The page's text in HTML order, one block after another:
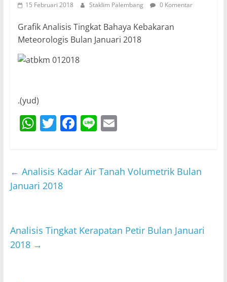
15 Februari 2018 Staklim Palembang 0 Komentar
Grafik Analisis Tingkat Bahaya Kebakaran
Meteorologis Bulan Januari 2018
.(yud)
W
s
A
T
er
F
e
k
Li E
l
← Analisis Kadar Air Tanah Volumetrik Bulan
Januari 2018
Analisis Tingkat Kerapatan Petir Bulan Januari
2018 →